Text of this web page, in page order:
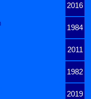
2016
1984
2011
1982
2019